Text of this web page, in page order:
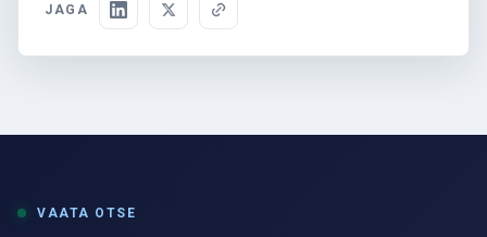
JAGA
VAATA OTSE